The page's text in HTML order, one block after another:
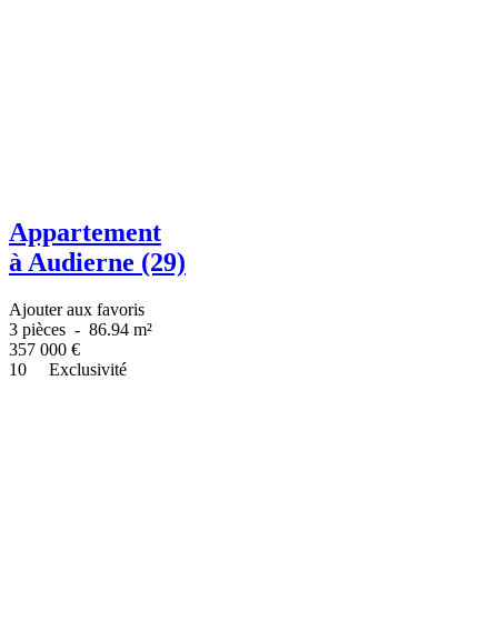
Appartement
à Audierne (29)
Ajouter aux favoris
3 pièces - 86.94 m²
357 000 €
10
Exclusivité